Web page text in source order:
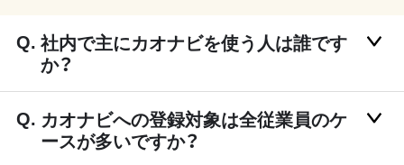
社内で主にカオナビを使う人は誰です
か？
カオナビへの登録対象は全従業員のケ
ースが多いですか？